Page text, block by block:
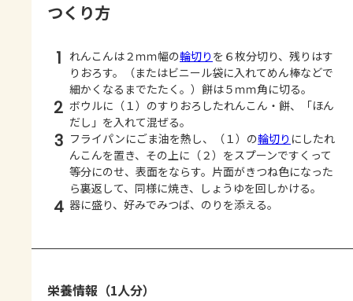
つくり方
1 れんこんは２ｍｍ幅の輪切り を６枚分切り、残りはす
りおろす。（またはビニール袋に入れてめん棒などで
細かくなるまでたたく。）餅は５ｍｍ角に切る。
2 ボウルに（１）のすりおろしたれんこん・餅、「ほん
だし」を入れて混ぜる。
3 フライパンにごま油を熱し、（１）の輪切り にしたれ
んこんを置き、その上に（２）をスプーンですくって
等分にのせ、表面をならす。片面がきつね色になった
ら裏返して、同様に焼き、しょうゆを回しかける。
4 器に盛り、好みでみつば、のりを添える。
栄養情報（1人分）